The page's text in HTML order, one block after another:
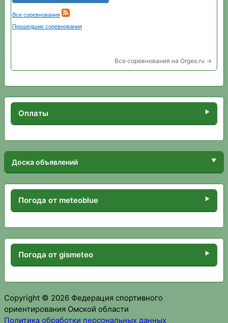
Все соревнования на Orgeo.ru →
Оплаты
Доска объявлений
Погода от meteoblue
Погода от gismeteo
Copyright © 2026 Федерация спортивного
ориентирования Омской области
Политика обработки персональных данных